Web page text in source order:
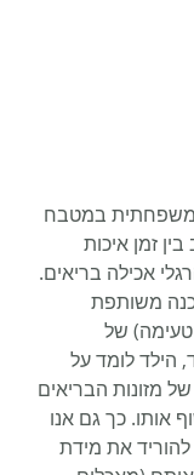
משפחתית במטבח
זמן איכות
אכילה בריאים.
משותפת
טעימה) של
הילד לומד על
מזונות הבריאים
אותו. כך גם אנו
את מידת